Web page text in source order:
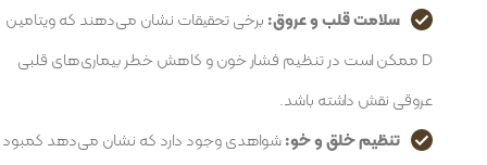
سلامت قلب و عروق:برخی تحقیقات نشان می‌دهند که ویتامین
D ممکن است در تنظیم فشار خون و کاهش خطر بیماری‌های قلبی
عروقی نقش داشته باشد.
تنظیم خلق و خو:شواهدی وجود دارد که نشان می‌دهد کمبود